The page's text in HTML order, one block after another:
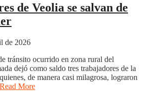
de Veolia se salvan de
de 2026
tránsito ocurrido en zona rural del
dejó como saldo tres trabajadores de la
de manera casi milagrosa, lograron
Read More